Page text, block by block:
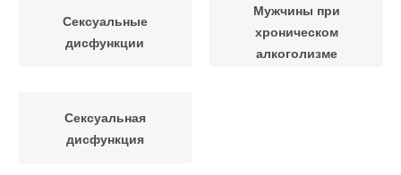
Сексуальные
дисфункции
Мужчины при
хроническом
алкоголизме
Сексуальная
дисфункция